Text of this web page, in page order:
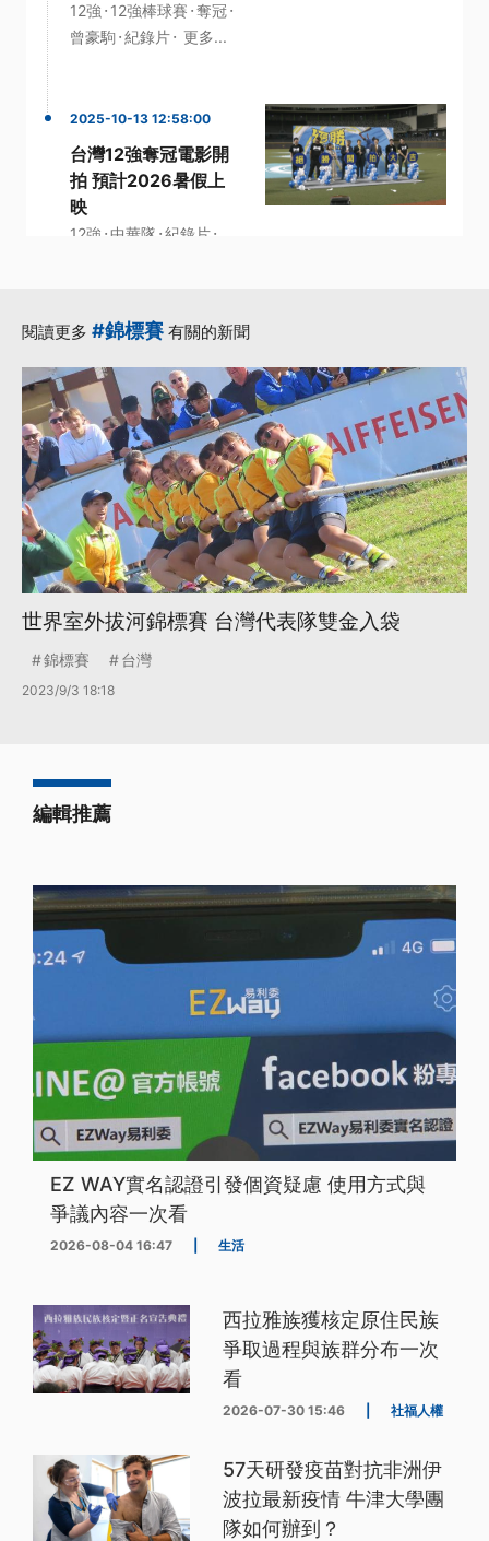
12強 · 12強棒球賽 ·奪冠·
曾豪駒·紀錄片· 更多...
2025-10-13 12:58:00
台灣12強奪冠電影開
拍 預計2026暑假上
映
12強 ·中華隊 ·紀錄片·
閱讀更多 #錦標賽 有關的新聞
世界室外拔河錦標賽 台灣代表隊雙金入袋
錦標賽 台灣
2023/9/3 18:18
編輯推薦
EZ WAY實名認證引發個資疑慮 使用方式與
爭議內容一次看
2026-08-04 16:47 生活
西拉雅族獲核定原住民族
爭取過程與族群分布一次
看
2026-07-30 15:46 社福人權
57天研發疫苗對抗非洲伊
波拉最新疫情 牛津大學團
隊如何辦到？